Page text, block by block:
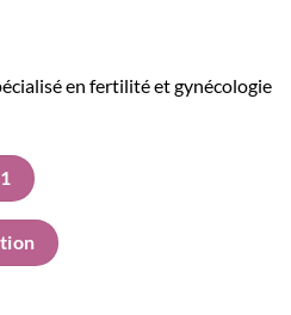
63 avis
en fertilité et gynécologie